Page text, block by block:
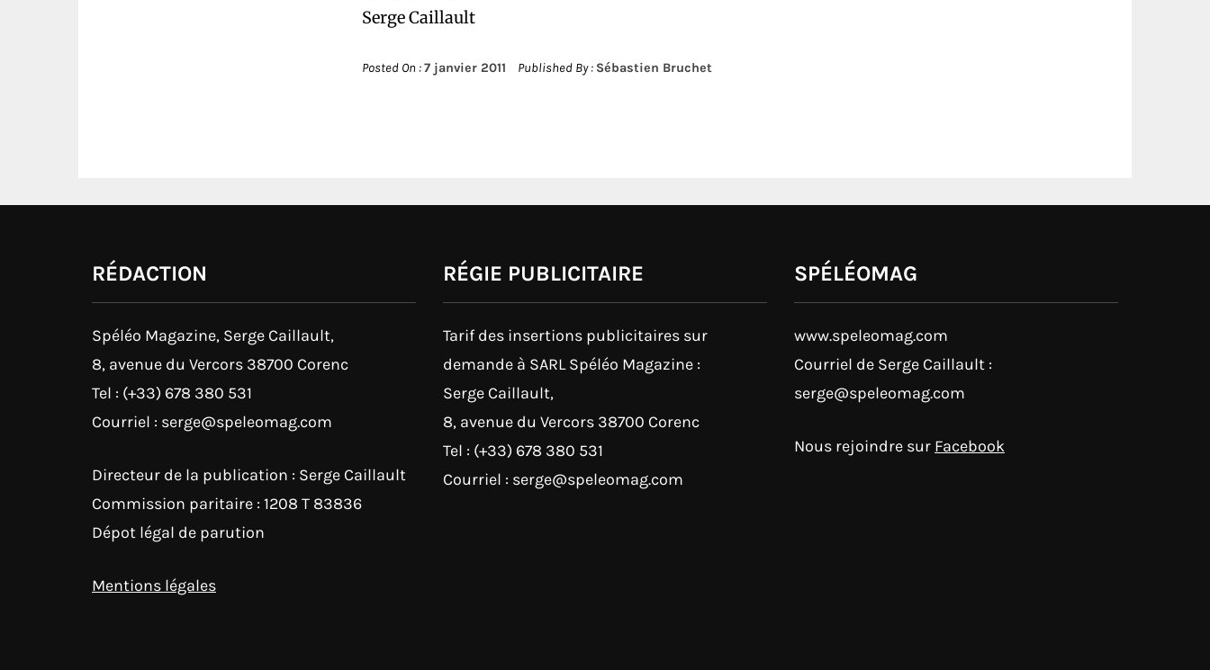
Serge Caillault
Posted On :7 janvier 2011 Published By : Sébastien Bruchet
RÉDACTION
Spéléo Magazine, Serge Caillault,
8, avenue du Vercors 38700 Corenc
Tel : (+33) 678 380 531
Courriel : serge@speleomag.com
Directeur de la publication : Serge Caillault
Commission paritaire : 1208 T 83836
Dépot légal de parution
Mentions légales
RÉGIE PUBLICITAIRE
Tarif des insertions publicitaires sur
demande à SARL Spéléo Magazine :
Serge Caillault,
8, avenue du Vercors 38700 Corenc
Tel : (+33) 678 380 531
Courriel : serge@speleomag.com
SPÉLÉOMAG
www.speleomag.com
Courriel de Serge Caillault :
serge@speleomag.com
Nous rejoindre sur Facebook